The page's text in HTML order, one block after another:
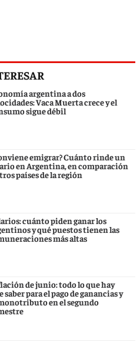
argentina a dos
Vaca Muerta crece y el
sigue débil
emigrar? Cuánto rinde un
en Argentina, en comparación
países de la región
cuánto piden ganar los
y qué puestos tienen las
más altas
de junio: todo lo que hay
saber para el pago de ganancias y
en el segundo